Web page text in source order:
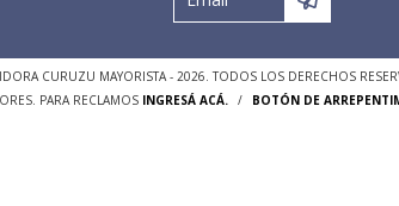
CURUZU MAYORISTA - 2026. TODOS LOS DERECHOS
PARA RECLAMOS INGRESÁ ACÁ. / BOTÓN DE